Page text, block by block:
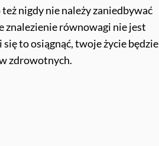
nigdy nie należy zaniedbywać
znalezienie równowagi nie jest
to osiągnąć, twoje życie będzie
zdrowotnych.